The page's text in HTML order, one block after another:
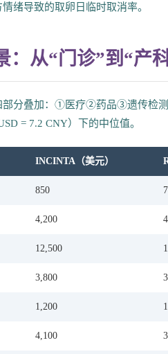
绪导致的取卵日临时取消率。
：从“门诊”到“产
部分叠加：①医疗②药品③遗传检
= 7.2 CNY）下的中位值。
INCINTA（美元）
850
4,200
12,500
3,800
1,200
4,100